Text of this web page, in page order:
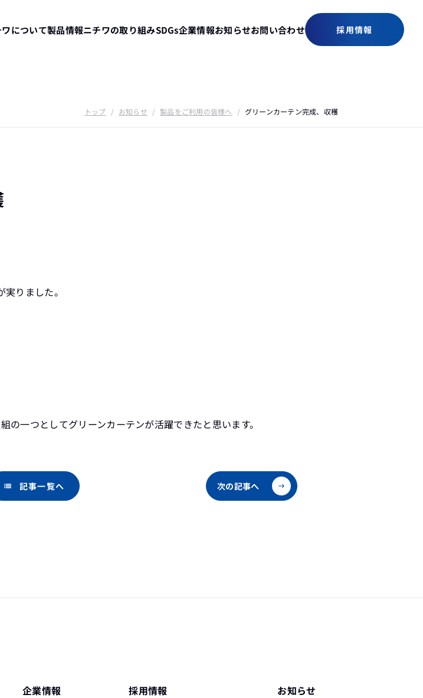
ワについて製品情報ニチワの取り組みSDGs企業情報お知らせお問い合わせ 採用情報
トップ / お知らせ / 製品をご利用の皆様へ / グリーンカーテン完成、収穫
りました。
一つとしてグリーンカーテンが活躍できたと思います。
list 記事一覧へ 次の記事へ
企業情報 採用情報
お知らせ